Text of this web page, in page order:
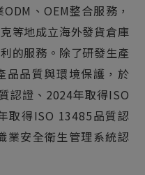
、OEM整合服務，
等地成立海外發貨倉庫
的服務。除了研發生產
品品質與環境保護，於
認證、2024年取得ISO
取得ISO 13485品質認
業安全衛生管理系統認